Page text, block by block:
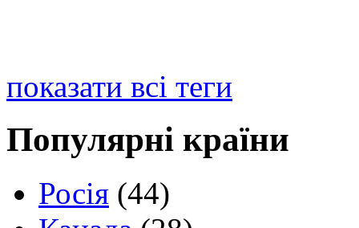
показати всі теги
Популярні країни
Росія (44)